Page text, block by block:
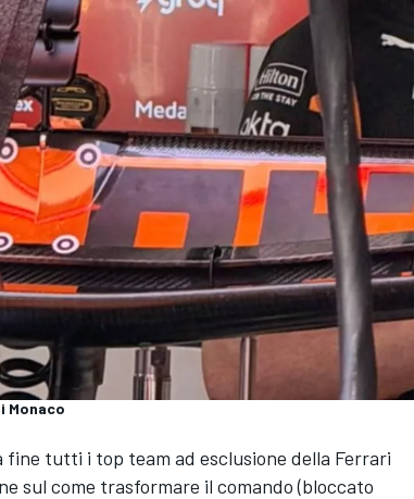
Monaco
tutti i top team ad esclusione della Ferrari
sul come trasformare il comando (bloccato